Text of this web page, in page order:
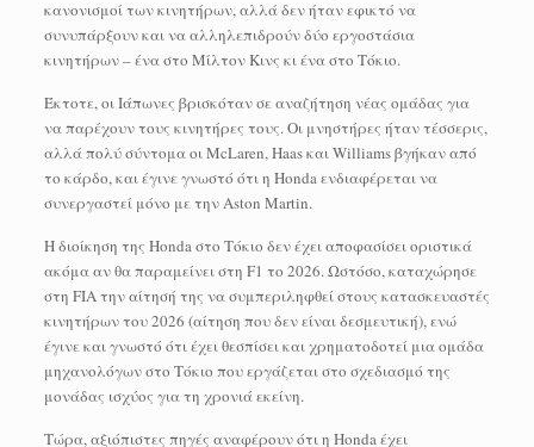
κανονισμοί των κινητήρων, αλλά δεν ήταν εφικτό να
συνυπάρξουν και να αλληλεπιδρούν δύο εργοστάσια
κινητήρων – ένα στο Μίλτον Κινς κι ένα στο Τόκιο.
Έκτοτε, οι Ιάπωνες βρισκόταν σε αναζήτηση νέας ομάδας για
να παρέχουν τους κινητήρες τους. Οι μνηστήρες ήταν τέσσερις,
αλλά πολύ σύντομα οι McLaren, Haas και Williams βγήκαν από
το κάρδο, και έγινε γνωστό ότι η Honda ενδιαφέρεται να
συνεργαστεί μόνο με την Aston Martin.
Η διοίκηση της Honda στο Τόκιο δεν έχει αποφασίσει οριστικά
ακόμα αν θα παραμείνει στη F1 το 2026. Ωστόσο, καταχώρησε
στη FIA την αίτησή της να συμπεριληφθεί στους κατασκευαστές
κινητήρων του 2026 (αίτηση που δεν είναι δεσμευτική), ενώ
έγινε και γνωστό ότι έχει θεσπίσει και χρηματοδοτεί μια ομάδα
μηχανολόγων στο Τόκιο που εργάζεται στο σχεδιασμό της
μονάδας ισχύος για τη χρονιά εκείνη.
Τώρα, αξιόπιστες πηγές αναφέρουν ότι η Honda έχει